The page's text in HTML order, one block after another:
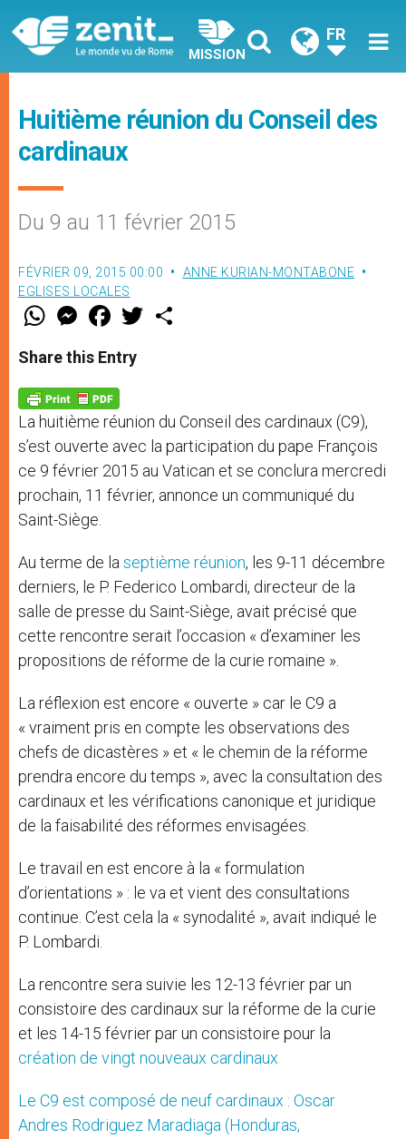
MISSION
FR
Huitième réunion du Conseil des
cardinaux
Du 9 au 11 février 2015
FÉVRIER 09, 2015 00:00
ANNE KURIAN-MONTABONE
EGLISES LOCALES
W
t
s
p
p
M
e
s
e
g
e
r
F
a
e
b
o
k
w
Share this Entry
La huitième réunion du Conseil des cardinaux (C9),
s’est ouverte avec la participation du pape François
ce 9 février 2015 au Vatican et se conclura mercredi
prochain, 11 février, annonce un communiqué du
Saint-Siège.
Au terme de la septième réunion, les 9-11 décembre
derniers, le P. Federico Lombardi, directeur de la
salle de presse du Saint-Siège, avait précisé que
cette rencontre serait l’occasion « d’examiner les
propositions de réforme de la curie romaine ».
La réflexion est encore « ouverte » car le C9 a
« vraiment pris en compte les observations des
chefs de dicastères » et « le chemin de la réforme
prendra encore du temps », avec la consultation des
cardinaux et les vérifications canonique et juridique
de la faisabilité des réformes envisagées.
Le travail en est encore à la « formulation
d’orientations » : le va et vient des consultations
continue. C’est cela la « synodalité », avait indiqué le
P. Lombardi.
La rencontre sera suivie les 12-13 février par un
consistoire des cardinaux sur la réforme de la curie
et les 14-15 février par un consistoire pour la
création de vingt nouveaux cardinaux
Le C9 est composé de neuf cardinaux : Oscar
Andres Rodriguez Maradiaga (Honduras,